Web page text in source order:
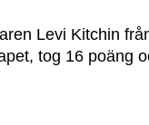
Levi Kitchin
tog 16 poäng